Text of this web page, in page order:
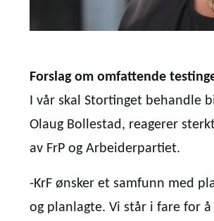
Forslag om omfattende
I vår skal Stortinget behandle
Olaug Bollestad, reagerer
av FrP og Arbeiderpartiet.
-KrF ønsker et samfunn med
og planlagte. Vi står i fare for